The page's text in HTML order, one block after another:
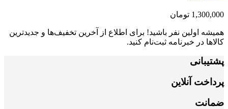
1,300,000 تومان
همیشه اولین نفر باشید! برای اطلاع از آخرین تخفیف‌ها و جدیدترین
کالاها در خبرنامه ثبت‌نام کنید.
پشتیبانی
پرداخت آنلاین
ضمانت